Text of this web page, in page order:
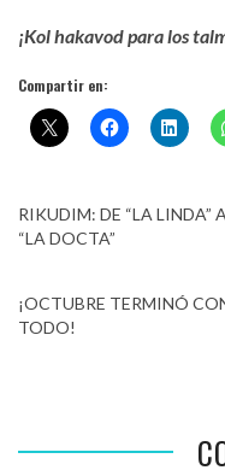
¡Kol hakavod para los
Compartir en:
RIKUDIM: DE “LA LINDA” A
“LA DOCTA”
¡OCTUBRE TERMINÓ
TODO!